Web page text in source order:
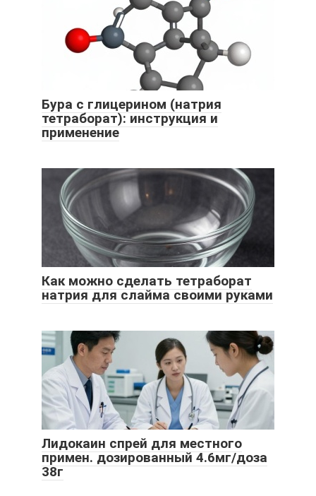
Бура с глицерином (натрия
тетраборат): инструкция и
применение
Как можно сделать тетраборат
натрия для слайма своими руками
Лидокаин спрей для местного
примен. дозированный 4.6мг/доза
38г